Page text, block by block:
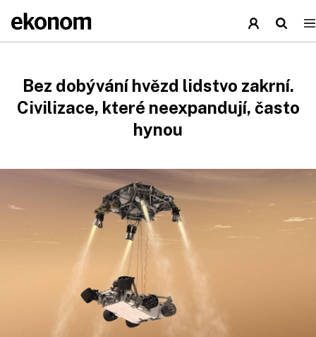
Bez dobývání hvězd lidstvo zakrní.
Civilizace, které neexpandují, často
hynou